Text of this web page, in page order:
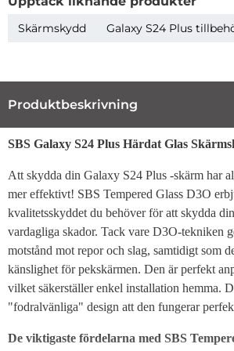
Skärmskydd Galaxy S24 Plus
Produktbeskrivning
SBS Galaxy S24 Plus Härdat Glas
Att skydda din Galaxy S24 Plus -skärm har
mer effektivt! SBS Tempered Glass D3O
kvalitetsskyddet du behöver för att skydda
vardagliga skador. Tack vare D3O-tekniken
motstånd mot repor och slag, samtidigt som
känslighet för pekskärmen. Den är perfekt
vilket säkerställer enkel installation hemma.
"fodralvänliga" design att den fungerar
De viktigaste fördelarna med SBS